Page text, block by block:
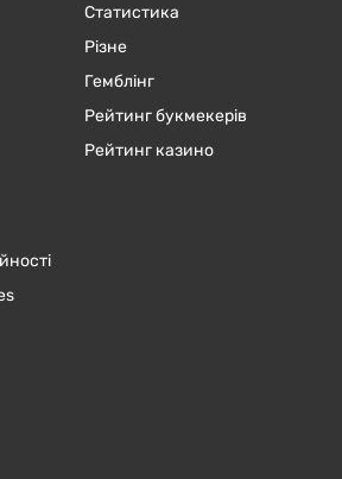
Статистика
Різне
Гемблінг
Рейтинг букмекерів
Рейтинг казино